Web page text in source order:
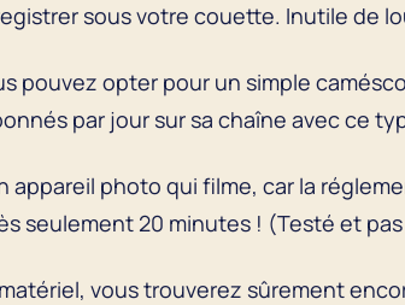
sous votre couette. Inutile de
pouvez opter pour un simple
par jour sur sa chaîne avec ce
appareil photo qui filme, car la
seulement 20 minutes ! (Testé et
vous trouverez sûrement